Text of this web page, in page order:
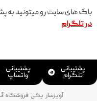
باگ های سایت رو میتونید به
در تلگرام
پشتیبانی
تلگرام
پشتیبانی
واتساپ
آویزساز یکی فروشگاه